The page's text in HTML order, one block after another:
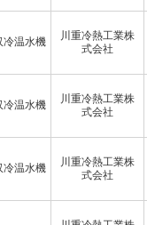
冷温水機
川重冷熱工業株
式会社
冷温水機
川重冷熱工業株
式会社
冷温水機
川重冷熱工業株
式会社